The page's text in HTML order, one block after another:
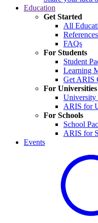
Education
Get Started
All
References
FAQs
For Students
Student
Learning
Get ARIS
For Universities
University
ARIS for
For Schools
School
ARIS for
Events